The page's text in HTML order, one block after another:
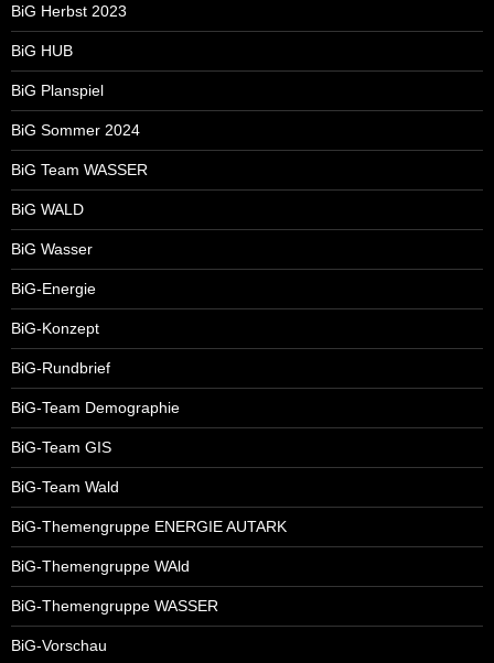
BiG Herbst 2023
BiG HUB
BiG Planspiel
BiG Sommer 2024
BiG Team WASSER
BiG WALD
BiG Wasser
BiG-Energie
BiG-Konzept
BiG-Rundbrief
BiG-Team Demographie
BiG-Team GIS
BiG-Team Wald
BiG-Themengruppe ENERGIE AUTARK
BiG-Themengruppe WAld
BiG-Themengruppe WASSER
BiG-Vorschau